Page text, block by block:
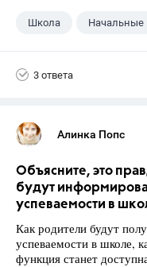
Школа Начальные
3 ответа
Алинка Попс
Объясните, это
будут
успеваемости в
Как родители будут
успеваемости в школе,
функция станет